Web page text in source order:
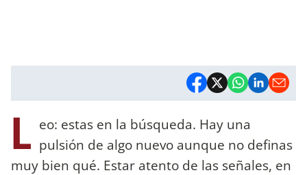
L eo: estas en la búsqueda. Hay una
pulsión de algo nuevo aunque no definas
muy bien qué. Estar atento de las señales, en